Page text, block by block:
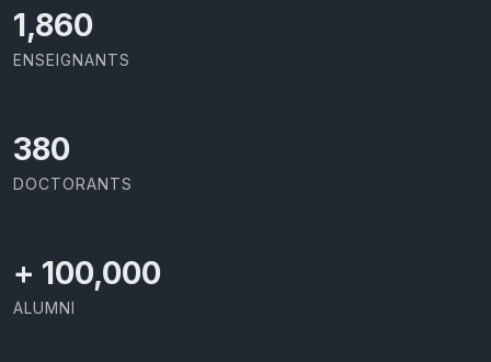
1,973
ENSEIGNANTS
403
DOCTORANTS
+ 100,000
ALUMNI